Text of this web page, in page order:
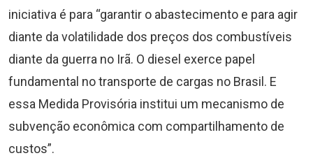
iniciativa é para “garantir o abastecimento e para agir
diante da volatilidade dos preços dos combustíveis
diante da guerra no Irã. O diesel exerce papel
fundamental no transporte de cargas no Brasil. E
essa Medida Provisória institui um mecanismo de
subvenção econômica com compartilhamento de
custos”.